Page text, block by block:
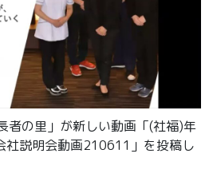
者の里」が新しい動画「(社福)年
社説明会動画210611」を投稿し